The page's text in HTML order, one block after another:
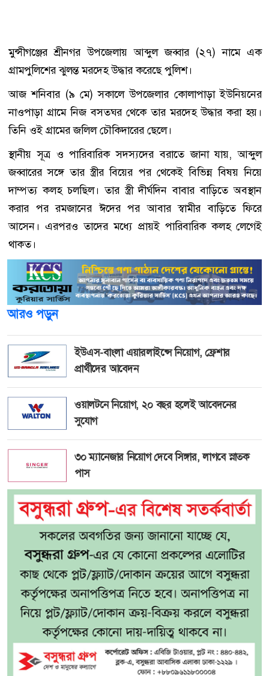
মুন্সীগঞ্জের শ্রীনগর উপজেলায় আব্দুল জব্বার (২৭) নামে এক
গ্রামপুলিশের ঝুলন্ত মরদেহ উদ্ধার করেছে পুলিশ।
আজ শনিবার (৯ মে) সকালে উপজেলার কোলাপাড়া ইউনিয়নের
নাওপাড়া গ্রামে নিজ বসতঘর থেকে তার মরদেহ উদ্ধার করা হয়।
তিনি ওই গ্রামের জলিল চৌকিদারের ছেলে।
স্থানীয় সূত্র ও পারিবারিক সদস্যদের বরাতে জানা যায়, আব্দুল
জব্বারের সঙ্গে তার স্ত্রীর বিয়ের পর থেকেই বিভিন্ন বিষয় নিয়ে
দাম্পত্য কলহ চলছিল। তার স্ত্রী দীর্ঘদিন বাবার বাড়িতে অবস্থান
করার পর রমজানের ঈদের পর আবার স্বামীর বাড়িতে ফিরে
আসেন। এরপরও তাদের মধ্যে প্রায়ই পারিবারিক কলহ লেগেই
থাকত।
আরও পড়ুন
ইউএস-বাংলা এয়ারলাইন্সে নিয়োগ, ফ্রেশার
প্রার্থীদের আবেদন
ওয়ালটনে নিয়োগ, ২০ বছর হলেই আবেদনের
সুযোগ
৩০ ম্যানেজার নিয়োগ দেবে সিঙ্গার, লাগবে স্নাতক
পাস